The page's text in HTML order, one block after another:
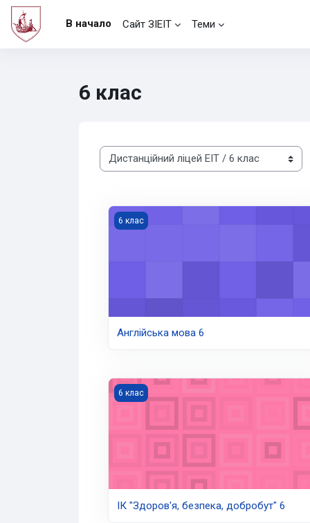
Перейти к основному содержанию
В начало
Сайт ЗІЕІТ Теми
6 клас
Категории курсов
Англійська мова 6
6 клас
Англійська мова 6
ІК "Здоров'я, безпека, добробут" 6
6 клас
ІК "Здоров'я, безпека, добробут" 6